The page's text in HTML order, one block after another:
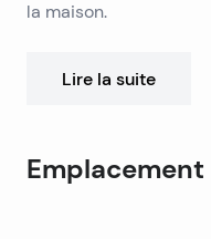
la maison.
hauteur sous plafond
d’environ 60 m² et
Lire la suite
Emplacement